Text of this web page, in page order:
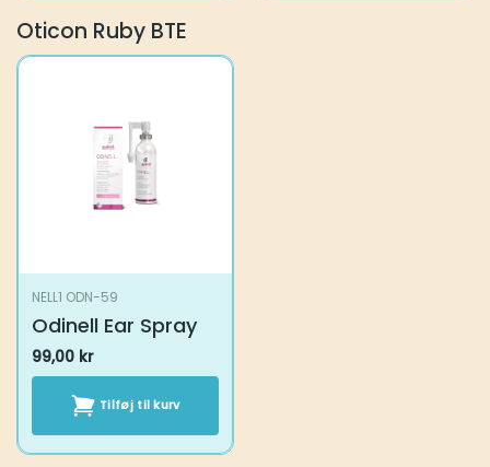
Oticon Ruby BTE
NELL1 ODN-59
Odinell Ear Spray
99,00 kr
Tilføj til kurv